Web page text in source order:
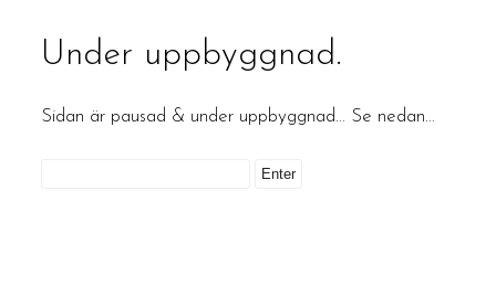
Under uppbyggnad.
Sidan är pausad & under uppbyggnad… Se nedan…